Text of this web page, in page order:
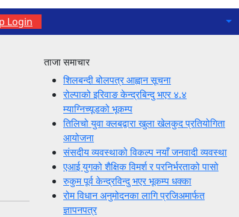
Login
ताजा समाचार
शिलबन्दी बोलपत्र आह्वान सूचना
रोल्पाको इरिवाङ केन्द्रबिन्दु भएर ४.४
म्याग्निच्यूडको भूकम्प
तिलिचो युवा क्लबद्वारा खुला खेलकुद प्रतियोगिता
आयोजना
संसदीय व्यवस्थाको विकल्प नयाँ जनवादी व्यवस्था
एआई युगको शैक्षिक विमर्श र परनिर्भरताको पासो
रुकुम पूर्व केन्द्रविन्दु भएर भूकम्प धक्का
रोम विधान अनुमोदनका लागि प्रजिअमार्फत
ज्ञापनपत्र